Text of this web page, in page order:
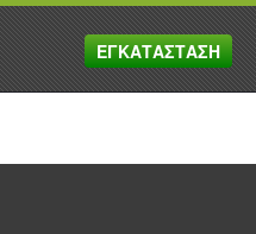
MENU
ΕΓΚΑΤΑΣΤΑΣΗ